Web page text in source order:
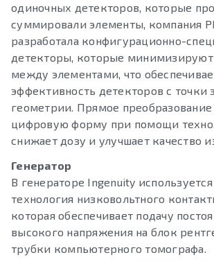
одиночных детекторов, которые
суммировали элементы, компания
разработала конфигурационно-
детекторы, которые
между элементами, что
эффективность детекторов с точки
геометрии. Прямое преобразование
цифровую форму при помощи
снижает дозу и улучшает качество
Генератор
В генераторе Ingenuity
технология низковольтного
которая обеспечивает подачу
высокого напряжения на блок
трубки компьютерного томографа.